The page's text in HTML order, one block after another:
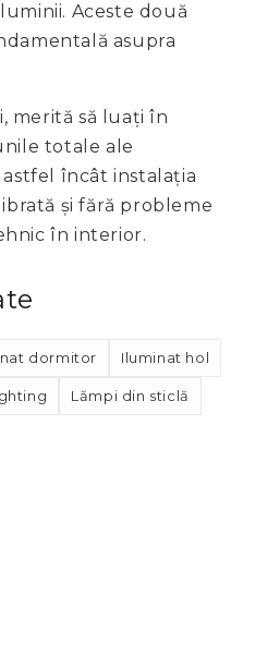
Aceste două
asupra
merită să luați în
totale ale
încât instalația
și fără probleme
în interior.
dormitor Iluminat hol
Lămpi din sticlă